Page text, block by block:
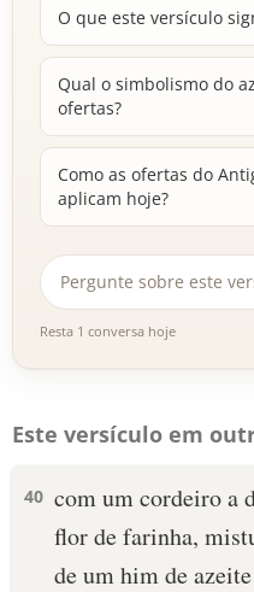
O que este versículo
Qual o simbolismo do
ofertas?
Como as ofertas do
aplicam hoje?
Resta 1 conversa hoje
Este versículo em
40 com um cordeiro a
flor de farinha,
de um him de